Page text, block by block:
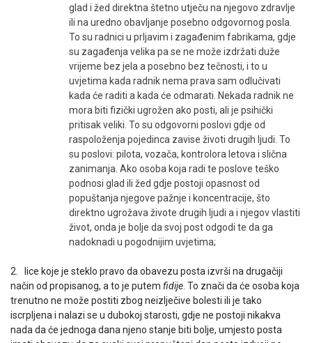
glad i žed direktna štetno utječu na njegovo zdravlje
ili na ure­dno obavljanje posebno odgovornog posla.
To su radnici u prljavim i zagađenim fabrikama, gdje
su zagađenja velika pa se ne može izdržati duže
vrijeme bez jela a posebno bez tečnosti, i to u
uvjetima kada radnik nema prava sam odlu­čivati
kada će raditi a kada će odmarati. Nekada radnik ne
mora biti fizički ugrožen ako posti, ali je psihički
pritisak veliki. To su odgovorni poslovi gdje od
raspoloženja poje­dinca zavise životi drugih ljudi. To
su poslovi: pilota, vozača, kontrolora letova i slična
zanimanja. Ako osoba koja radi te poslove teško
podnosi glad ili žed gdje postoji opasnost od
popuštanja njegove pažnje i koncentracije, što
direktno ugrožava živote drugih ljudi a i njegov vlastiti
život, onda je bolje da svoj post odgodi te da ga
nadoknadi u pogodnijim uvjetima;
2. lice koje je steklo pravo da obavezu posta izvrši na drugačiji
način od propisanog, a to je putem fidije. To znači da će osoba koja
trenutno ne može postiti zbog neizlječive bolesti ili je tako
iscrpljena i nalazi se u dubokoj starosti, gdje ne postoji nikakva
nada da će jednoga dana njeno stanje biti bolje, umjesto posta